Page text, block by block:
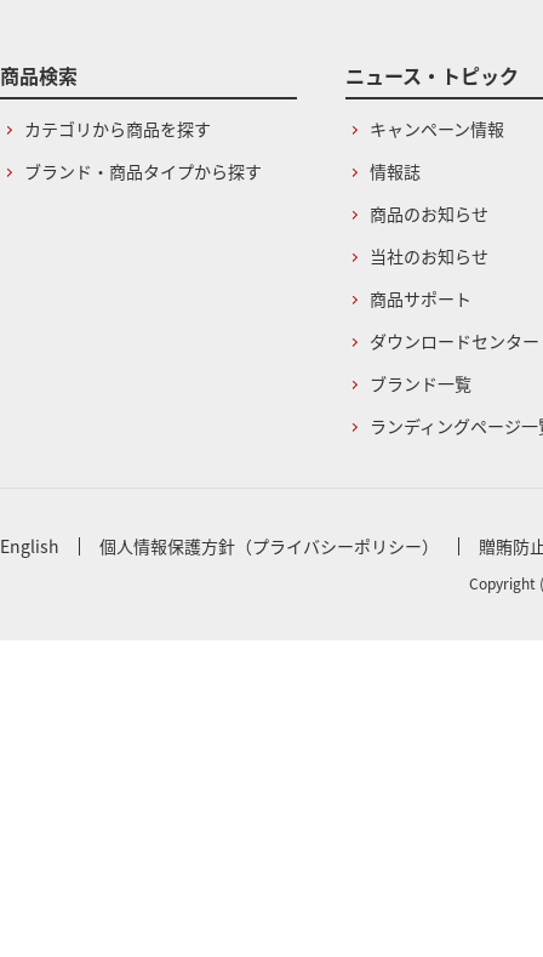
商品検索
カテゴリから商品を探す
ブランド・商品タイプから探す
ニュース・トピック
キャンペーン情報
情報誌
商品のお知らせ
当社のお知らせ
商品サポート
ダウンロードセンター
ブランド一覧
ランディングページ一
English 個人情報保護方針（プライバシーポリシー） 贈賄防
Copyright